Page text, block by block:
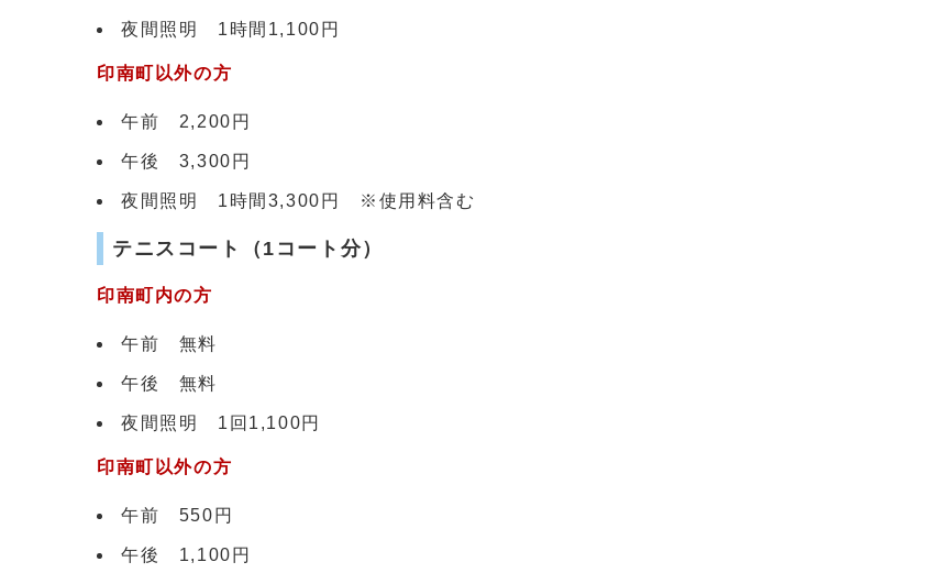
夜間照明 1時間1,100円
印南町以外の方
午前 2,200円
午後 3,300円
夜間照明 1時間3,300円 ※使用料含む
テニスコート（1コート分）
印南町内の方
午前 無料
午後 無料
夜間照明 1回1,100円
印南町以外の方
午前 550円
午後 1,100円